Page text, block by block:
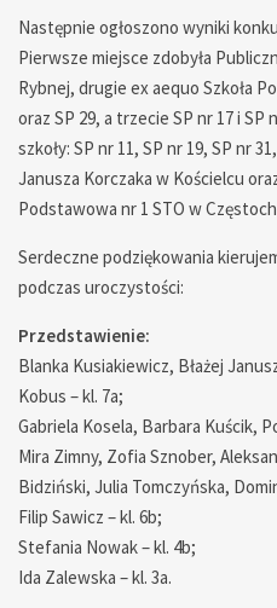
Następnie ogłoszono wyniki
Pierwsze miejsce zdobyła
Rybnej, drugie ex aequo Szkoła
oraz SP 29, a trzecie SP nr 17 i SP
szkoły: SP nr 11, SP nr 19, SP nr
Janusza Korczaka w Kościelcu
Podstawowa nr 1 STO w
Serdeczne podziękowania
podczas uroczystości:
Przedstawienie:
Blanka Kusiakiewicz, Błażej
Kobus – kl. 7a;
Gabriela Kosela, Barbara Kuścik,
Mira Zimny, Zofia Sznober,
Bidziński, Julia Tomczyńska,
Filip Sawicz – kl. 6b;
Stefania Nowak – kl. 4b;
Ida Zalewska – kl. 3a.